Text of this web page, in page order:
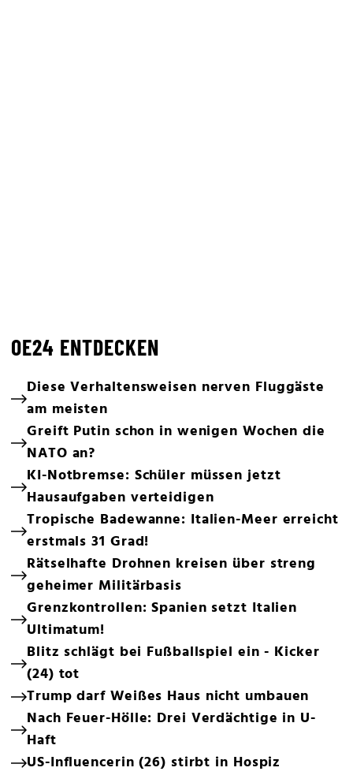
OE24 ENTDECKEN
Diese Verhaltensweisen nerven Fluggäste
am meisten
Greift Putin schon in wenigen Wochen die
NATO an?
KI-Notbremse: Schüler müssen jetzt
Hausaufgaben verteidigen
Tropische Badewanne: Italien-Meer erreicht
erstmals 31 Grad!
Rätselhafte Drohnen kreisen über streng
geheimer Militärbasis
Grenzkontrollen: Spanien setzt Italien
Ultimatum!
Blitz schlägt bei Fußballspiel ein - Kicker
(24) tot
Trump darf Weißes Haus nicht umbauen
Nach Feuer-Hölle: Drei Verdächtige in U-
Haft
US-Influencerin (26) stirbt in Hospiz